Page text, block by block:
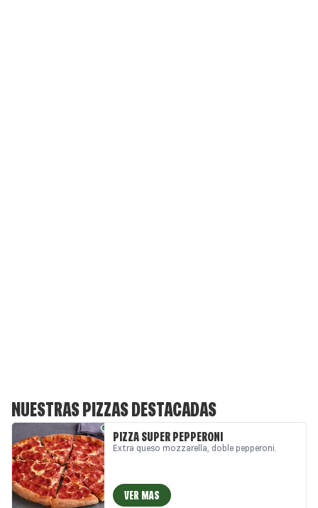
NUESTRAS PIZZAS DESTACADAS
PIZZA SUPER PEPPERONI
Extra queso mozzarella, doble pepperoni.
VER MAS